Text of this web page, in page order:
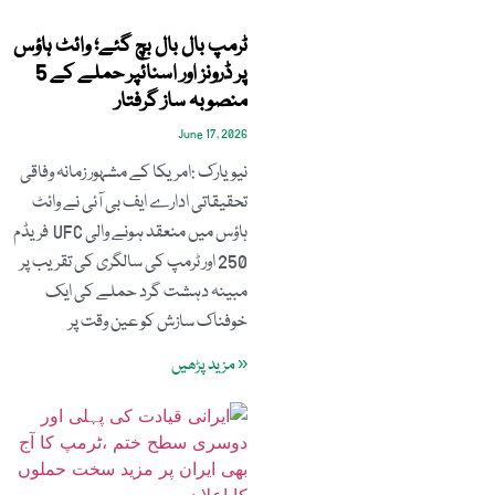
ٹرمپ بال بال بچ گئے؛ وائٹ ہاؤس
پر ڈرونز اور اسنائپر حملے کے 5
منصوبہ ساز گرفتار
June 17, 2026
نیویارک :امریکا کے مشہور زمانہ وفاقی
تحقیقاتی ادارے ایف بی آئی نے وائٹ
ہاؤس میں منعقد ہونے والی UFC فریڈم
250 اور ٹرمپ کی سالگری کی تقریب پر
مبینہ دہشت گرد حملے کی ایک
خوفناک سازش کو عین وقت پر
« مزید پڑھیں